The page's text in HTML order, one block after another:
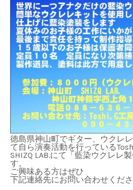
徳島県神山町でギター、ウクレ
て自ら演奏活動を行っている
SHIZQ LAB.にて「藍染ウクレレ
す。
ご興味ある方はぜひ
下記連絡先にお問い合わせくださ